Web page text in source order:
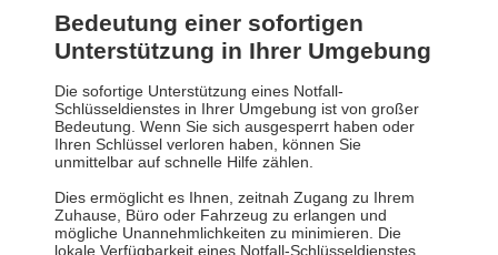
Bedeutung einer sofortigen
Unterstützung in Ihrer Umgebung
Die sofortige Unterstützung eines Notfall-
Schlüsseldienstes in Ihrer Umgebung ist von großer
Bedeutung. Wenn Sie sich ausgesperrt haben oder
Ihren Schlüssel verloren haben, können Sie
unmittelbar auf schnelle Hilfe zählen.
Dies ermöglicht es Ihnen, zeitnah Zugang zu Ihrem
Zuhause, Büro oder Fahrzeug zu erlangen und
mögliche Unannehmlichkeiten zu minimieren. Die
lokale Verfügbarkeit eines Notfall-Schlüsseldienstes